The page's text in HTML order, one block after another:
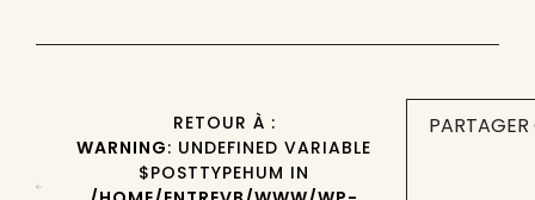
RETOUR À :
WARNING: UNDEFINED VARIABLE
$POSTTYPEHUM IN